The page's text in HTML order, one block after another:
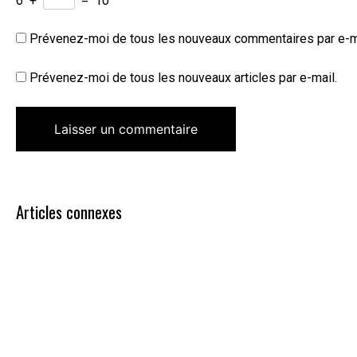
Prévenez-moi de tous les nouveaux commentaires par e-
Prévenez-moi de tous les nouveaux articles par e-mail.
Articles connexes